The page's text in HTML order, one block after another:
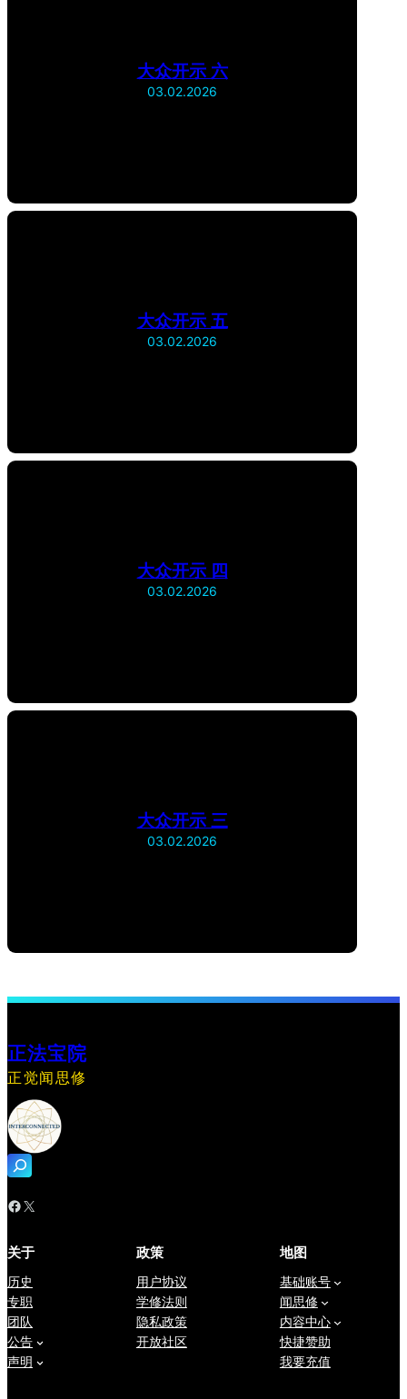
大众开示 六
03.02.2026
大众开示 五
03.02.2026
大众开示 四
03.02.2026
大众开示 三
03.02.2026
正法宝院
正觉闻思修
搜
索
Facebook X
关于
历史
专职
团队
公告
声明
政策
用户协议
学修法则
隐私政策
开放社区
地图
基础账号
闻思修
内容中心
快捷赞助
我要充值